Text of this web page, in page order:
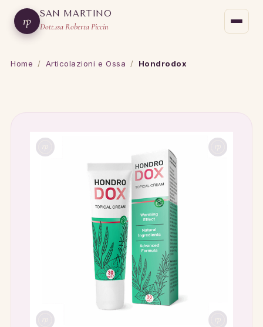
rp
SAN MARTINO
Dott.ssa Roberta Piccin
Home / Articolazioni e Ossa / Hondrodox